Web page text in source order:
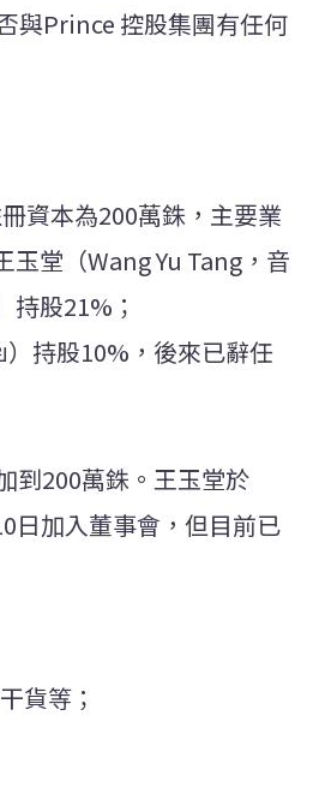
與Prince 控股集團有任何
資本為200萬銖，主要業
堂（Wang Yu Tang，音
股21%；
持股10%，後來已辭任
到200萬銖。王玉堂於
日加入董事會，但目前已
貨等；